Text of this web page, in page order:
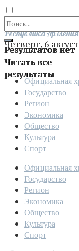
Результатов нет
Читать все
результаты
Отправить
Республика Армения
Четверг, 6
Официальная
Государство
Регион
Экономика
Общество
Культура
Спорт
Официальная
Государство
Регион
Экономика
Общество
Культура
Спорт